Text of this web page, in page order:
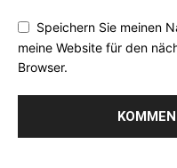
Speichern Sie meinen
meine Website für den
Browser.